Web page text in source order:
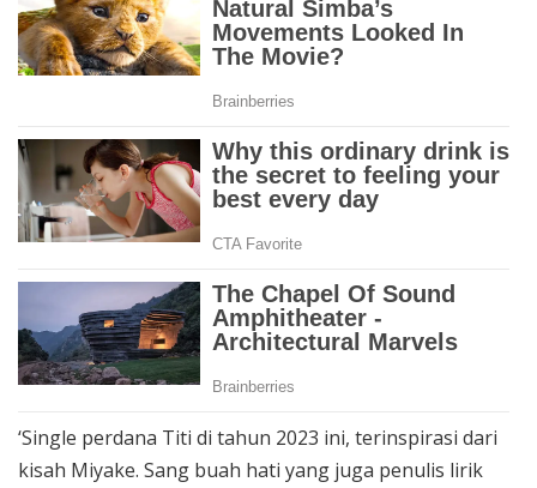
‘Single perdana Titi di tahun 2023 ini, terinspirasi dari
kisah Miyake. Sang buah hati yang juga penulis lirik